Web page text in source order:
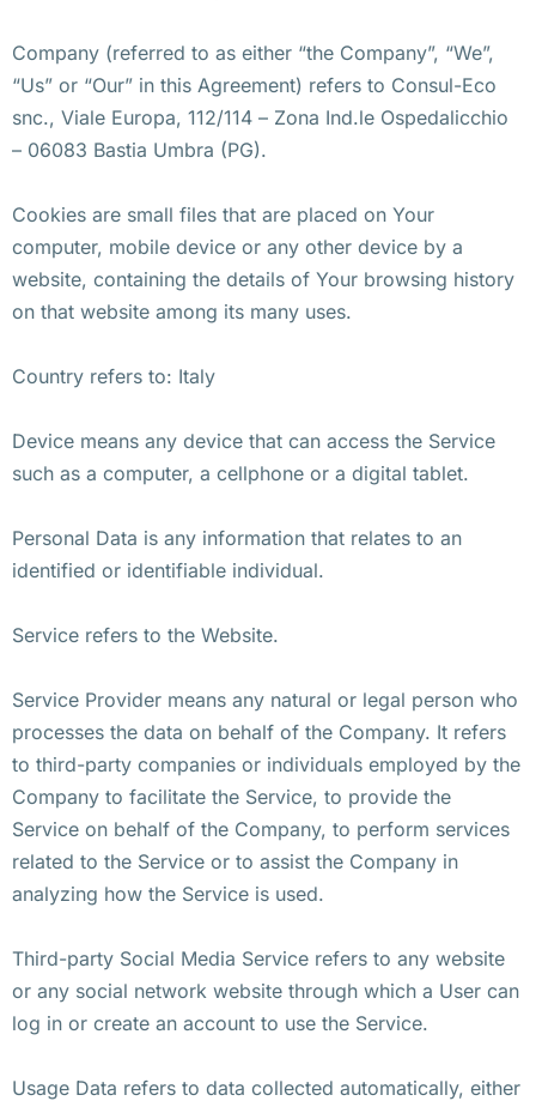
Company (referred to as either “the Company”, “We”,
“Us” or “Our” in this Agreement) refers to Consul-Eco
snc., Viale Europa, 112/114 – Zona Ind.le Ospedalicchio
– 06083 Bastia Umbra (PG).
Cookies are small files that are placed on Your
computer, mobile device or any other device by a
website, containing the details of Your browsing history
on that website among its many uses.
Country refers to: Italy
Device means any device that can access the Service
such as a computer, a cellphone or a digital tablet.
Personal Data is any information that relates to an
identified or identifiable individual.
Service refers to the Website.
Service Provider means any natural or legal person who
processes the data on behalf of the Company. It refers
to third-party companies or individuals employed by the
Company to facilitate the Service, to provide the
Service on behalf of the Company, to perform services
related to the Service or to assist the Company in
analyzing how the Service is used.
Third-party Social Media Service refers to any website
or any social network website through which a User can
log in or create an account to use the Service.
Usage Data refers to data collected automatically, either